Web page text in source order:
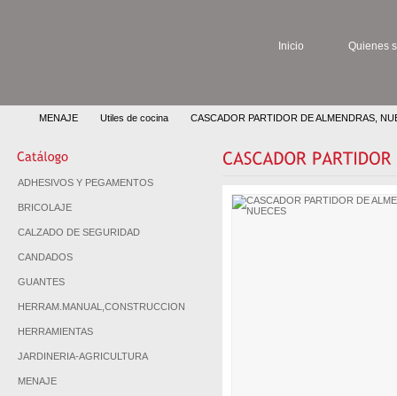
Inicio Quienes
MENAJE Utiles de cocina CASCADOR PARTIDOR DE ALMENDRAS,
ADHESIVOS Y PEGAMENTOS
BRICOLAJE
CALZADO DE SEGURIDAD
CANDADOS
GUANTES
HERRAM.MANUAL,CONSTRUCCION
HERRAMIENTAS
JARDINERIA-AGRICULTURA
MENAJE